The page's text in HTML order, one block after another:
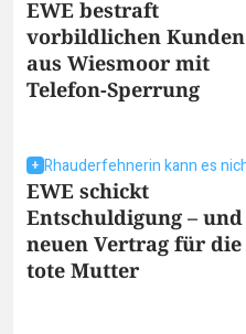
EWE bestraft
vorbildlichen Kunden
aus Wiesmoor mit
Telefon-Sperrung
EWE schickt
Entschuldigung – und
neuen Vertrag für die
tote Mutter